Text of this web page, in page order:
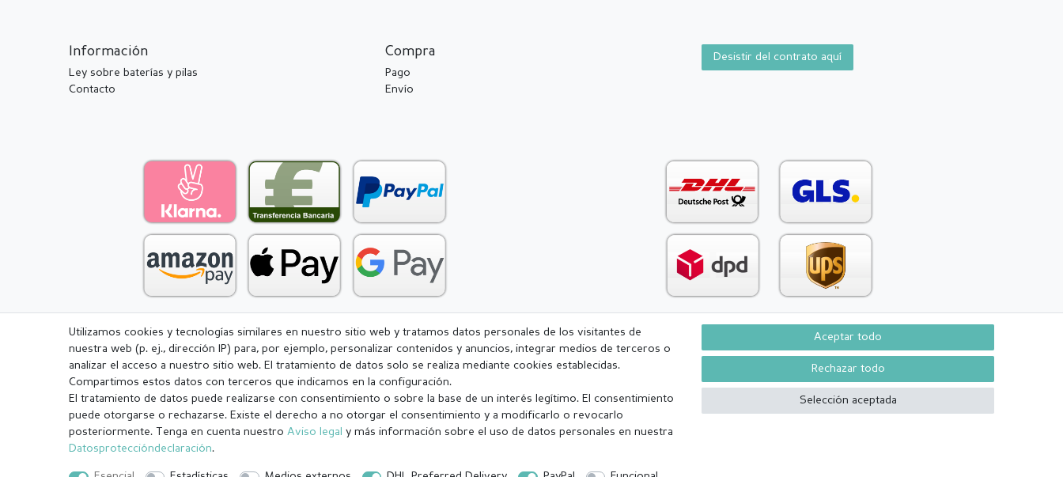
Información
Ley sobre baterías y pilas
Contacto
Compra
Pago
Envío
Desistir del contrato aquí
Aviso legal Política de Privacidad Condiciones generales (CGC) Derecho de rescisión Withdraw from contract here Contacto
¹ Todos los pedidos pagados hasta las 14:00 se envían el mismo día (lunes-viernes excepto festivos) Excluída la mercancía personalizada
.
Utilizamos cookies y tecnologías similares en nuestro sitio web y tratamos datos personales de los visitantes de
nuestra web (p. ej., dirección IP) para, por ejemplo, personalizar contenidos y anuncios, integrar medios de terceros o
analizar el acceso a nuestro sitio web. El tratamiento de datos solo se realiza mediante cookies establecidas.
Compartimos estos datos con terceros que indicamos en la configuración.
El tratamiento de datos puede realizarse con consentimiento o sobre la base de un interés legítimo. El consentimiento
puede otorgarse o rechazarse. Existe el derecho a no otorgar el consentimiento y a modificarlo o revocarlo
posteriormente. Tenga en cuenta nuestro Aviso legal y más información sobre el uso de datos personales en nuestra
Datos­protección­declaración.
Aceptar todo
Rechazar todo
Selección aceptada